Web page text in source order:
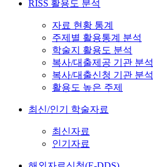
RISS 활용도 분석
자료 현황 통계
주제별 활용통계 분석
학술지 활용도 분석
복사/대출제공 기관 분석
복사/대출신청 기관 분석
활용도 높은 주제
최신/인기 학술자료
최신자료
인기자료